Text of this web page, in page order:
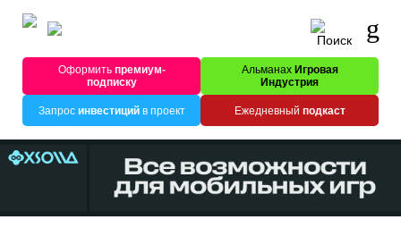
Оформитьпремиум-
подписку
Альманах Игровая
Индустрия
Запрос инвестицийв проект Ежедневный подкаст